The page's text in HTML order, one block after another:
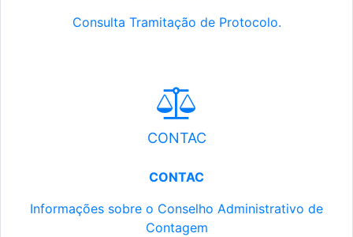
Consulta Tramitação de Protocolo.
CONTAC
CONTAC
Informações sobre o Conselho Administrativo de
Contagem